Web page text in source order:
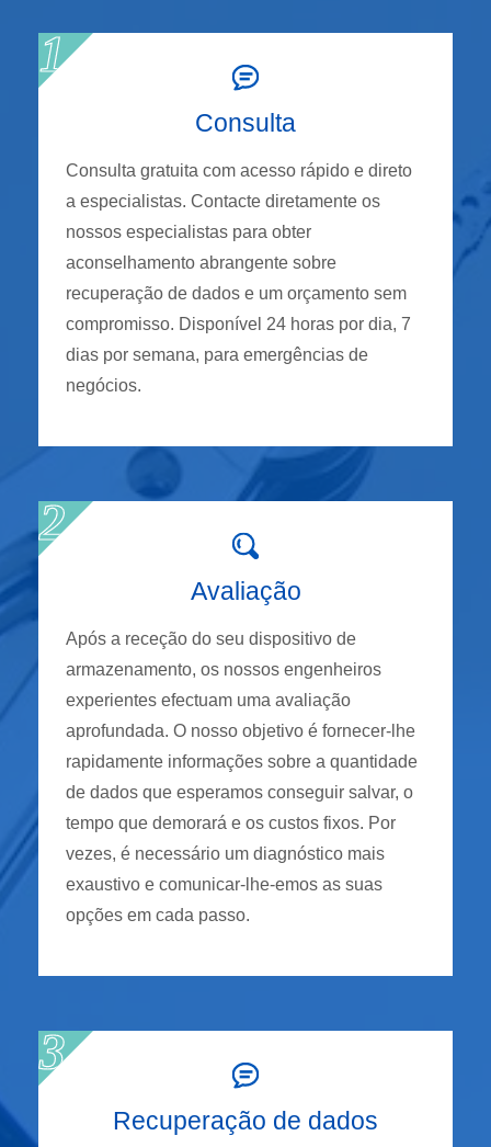
Consulta
Consulta gratuita com acesso rápido e direto
a especialistas. Contacte diretamente os
nossos especialistas para obter
aconselhamento abrangente sobre
recuperação de dados e um orçamento sem
compromisso. Disponível 24 horas por dia, 7
dias por semana, para emergências de
negócios.
Avaliação
Após a receção do seu dispositivo de
armazenamento, os nossos engenheiros
experientes efectuam uma avaliação
aprofundada. O nosso objetivo é fornecer-lhe
rapidamente informações sobre a quantidade
de dados que esperamos conseguir salvar, o
tempo que demorará e os custos fixos. Por
vezes, é necessário um diagnóstico mais
exaustivo e comunicar-lhe-emos as suas
opções em cada passo.
Recuperação de dados